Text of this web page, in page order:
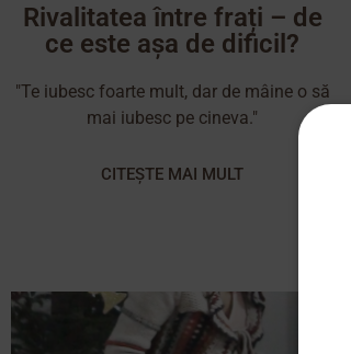
Rivalitatea între frați – de
ce este așa de dificil?
"Te iubesc foarte mult, dar de mâine o să
mai iubesc pe cineva."
CITEȘTE MAI MULT